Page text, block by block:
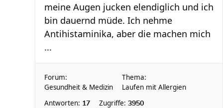
meine Augen jucken elendiglich und ich
bin dauernd müde. Ich nehme
Antihistaminika, aber die machen mich
...
Forum:
Gesundheit & Medizin
Thema:
Laufen mit Allergien
Antworten: 17 Zugriffe: 3950